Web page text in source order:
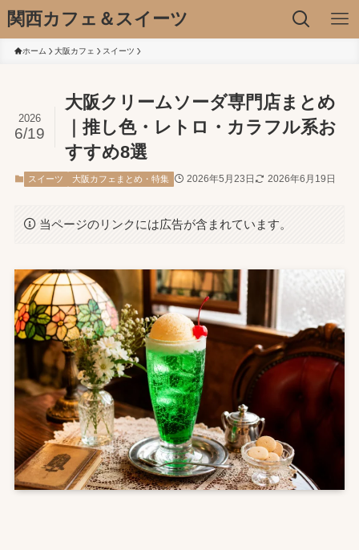
関西カフェ＆スイーツ
ホーム 大阪カフェ スイーツ
大阪クリームソーダ専門店まとめ
｜推し色・レトロ・カラフル系お
すすめ8選
2026
6/19
スイーツ 大阪カフェまとめ・特集 2026年5月23日 2026年6月19日
当ページのリンクには広告が含まれています。